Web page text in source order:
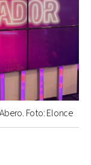
Foto: Elonce